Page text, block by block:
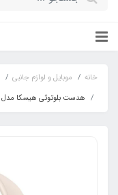
خانه موبایل و لوازم جانبی
هدست بلوتوثی هیسکا مدل K-450